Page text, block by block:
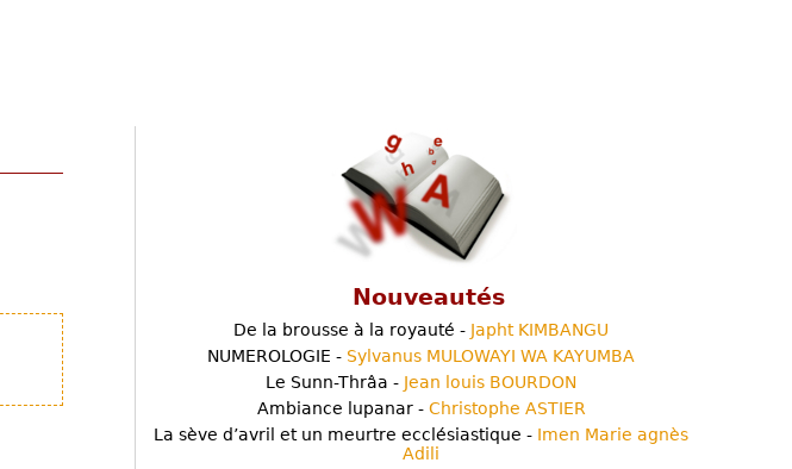
Nouveautés
De la brousse à la royauté - Japht KIMBANGU
NUMEROLOGIE - Sylvanus MULOWAYI WA KAYUMBA
Le Sunn-Thrâa - Jean louis BOURDON
Ambiance lupanar - Christophe ASTIER
La sève d’avril et un meurtre ecclésiastique - Imen Marie agnès
Adili